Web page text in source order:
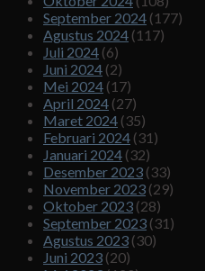
September 2024 (177)
Agustus 2024 (117)
Juli 2024 (6)
Juni 2024 (2)
Mei 2024 (17)
April 2024 (27)
Maret 2024 (35)
Februari 2024 (31)
Januari 2024 (32)
Desember 2023 (33)
November 2023 (29)
Oktober 2023 (28)
September 2023 (31)
Agustus 2023 (30)
Juni 2023 (20)